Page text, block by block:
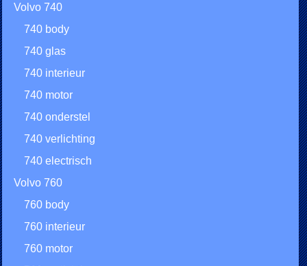
Volvo 740
740 body
740 glas
740 interieur
740 motor
740 onderstel
740 verlichting
740 electrisch
Volvo 760
760 body
760 interieur
760 motor